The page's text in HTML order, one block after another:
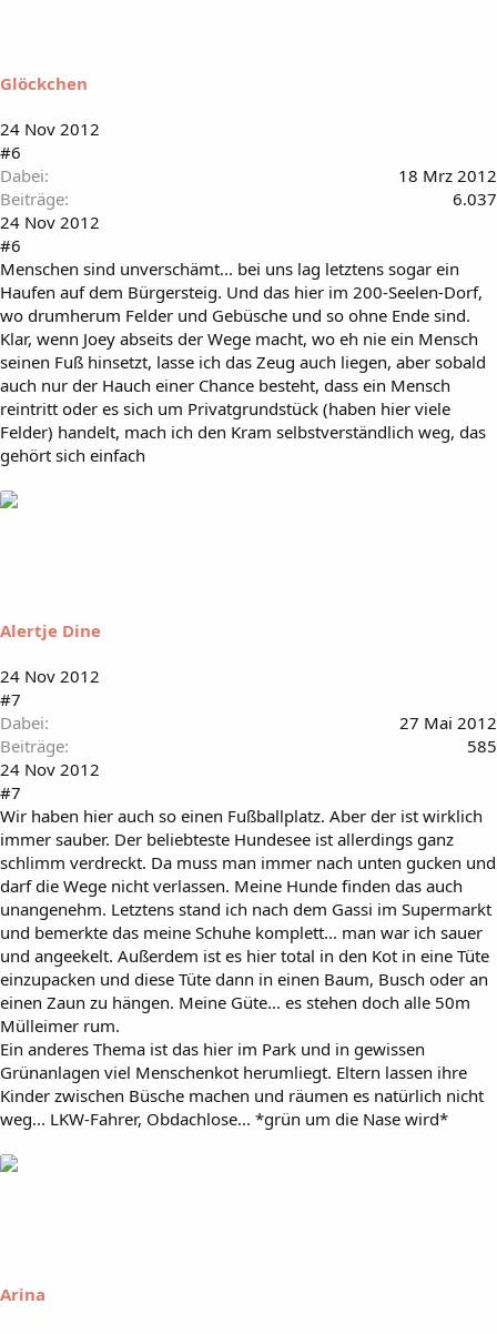
Glöckchen
24 Nov 2012
#6
Dabei
18 Mrz 2012
Beiträge
6.037
24 Nov 2012
#6
Menschen sind unverschämt... bei uns lag letztens sogar ein
Haufen auf dem Bürgersteig. Und das hier im 200-Seelen-Dorf,
wo drumherum Felder und Gebüsche und so ohne Ende sind.
Klar, wenn Joey abseits der Wege macht, wo eh nie ein Mensch
seinen Fuß hinsetzt, lasse ich das Zeug auch liegen, aber sobald
auch nur der Hauch einer Chance besteht, dass ein Mensch
reintritt oder es sich um Privatgrundstück (haben hier viele
Felder) handelt, mach ich den Kram selbstverständlich weg, das
gehört sich einfach
Alertje Dine
24 Nov 2012
#7
Dabei
27 Mai 2012
Beiträge
585
24 Nov 2012
#7
Wir haben hier auch so einen Fußballplatz. Aber der ist wirklich
immer sauber. Der beliebteste Hundesee ist allerdings ganz
schlimm verdreckt. Da muss man immer nach unten gucken und
darf die Wege nicht verlassen. Meine Hunde finden das auch
unangenehm. Letztens stand ich nach dem Gassi im Supermarkt
und bemerkte das meine Schuhe komplett... man war ich sauer
und angeekelt. Außerdem ist es hier total in den Kot in eine Tüte
einzupacken und diese Tüte dann in einen Baum, Busch oder an
einen Zaun zu hängen. Meine Güte... es stehen doch alle 50m
Mülleimer rum.
Ein anderes Thema ist das hier im Park und in gewissen
Grünanlagen viel Menschenkot herumliegt. Eltern lassen ihre
Kinder zwischen Büsche machen und räumen es natürlich nicht
weg... LKW-Fahrer, Obdachlose... *grün um die Nase wird*
Arina